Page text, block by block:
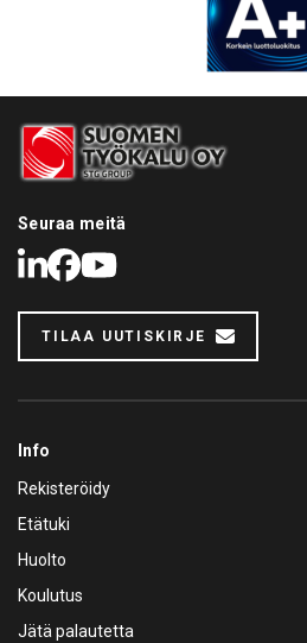
Seuraa meitä
LinkedIn
Facebook
Youtube
TILAA UUTISKIRJE
Info
Rekisteröidy
Etätuki
Huolto
Koulutus
Jätä palautetta